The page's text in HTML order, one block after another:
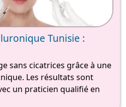
Tunisie :
sans cicatrices grâce à une
Les résultats sont
un praticien qualifié en